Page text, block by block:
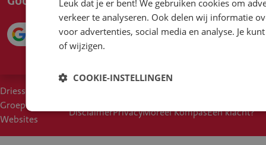
Driessen
Groep
Websites
DisclaimerPrivacyMoreel KompasEen klacht?
Leuk dat je er bent! We gebruiken cookies om
verkeer te analyseren. Ook delen wij informatie
voor advertenties, social media en analyse. Je
of wijzigen.
COOKIE-INSTELLINGEN